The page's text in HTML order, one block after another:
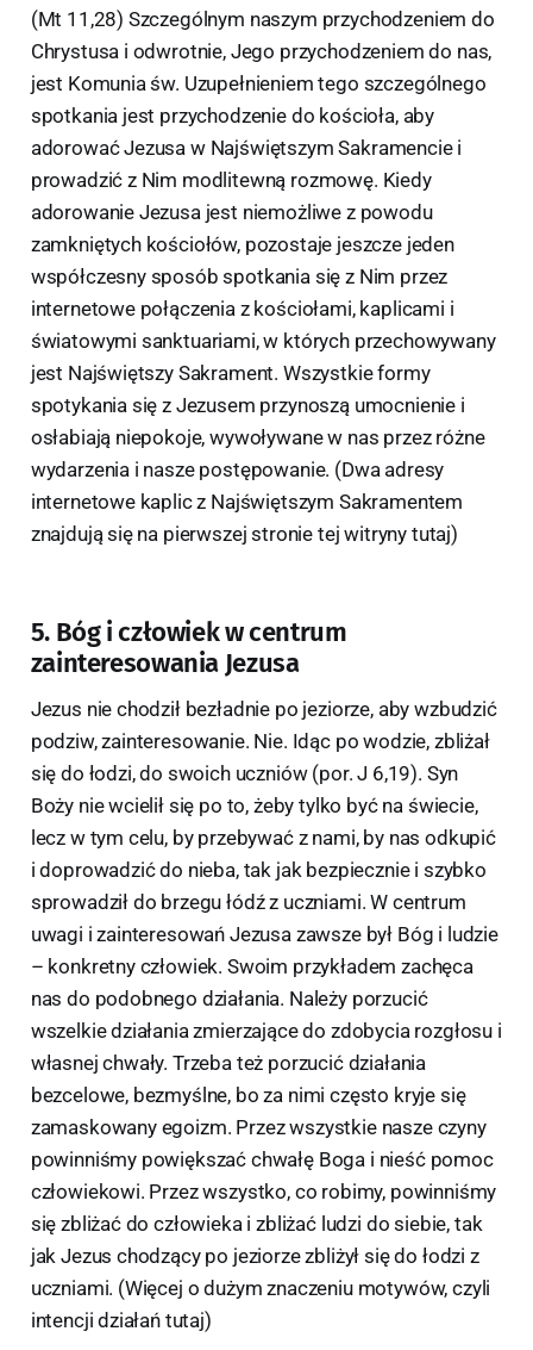
(Mt 11,28) Szczególnym naszym przychodzeniem do
Chrystusa i odwrotnie, Jego przychodzeniem do nas,
jest Komunia św. Uzupełnieniem tego szczególnego
spotkania jest przychodzenie do kościoła, aby
adorować Jezusa w Najświętszym Sakramencie i
prowadzić z Nim modlitewną rozmowę. Kiedy
adorowanie Jezusa jest niemożliwe z powodu
zamkniętych kościołów, pozostaje jeszcze jeden
współczesny sposób spotkania się z Nim przez
internetowe połączenia z kościołami, kaplicami i
światowymi sanktuariami, w których przechowywany
jest Najświętszy Sakrament. Wszystkie formy
spotykania się z Jezusem przynoszą umocnienie i
osłabiają niepokoje, wywoływane w nas przez różne
wydarzenia i nasze postępowanie. (Dwa adresy
internetowe kaplic z Najświętszym Sakramentem
znajdują się na pierwszej stronie tej witryny tutaj)
5. Bóg i człowiek w centrum
zainteresowania Jezusa
Jezus nie chodził bezładnie po jeziorze, aby wzbudzić
podziw, zainteresowanie. Nie. Idąc po wodzie, zbliżał
się do łodzi, do swoich uczniów (por. J 6,19). Syn
Boży nie wcielił się po to, żeby tylko być na świecie,
lecz w tym celu, by przebywać z nami, by nas odkupić
i doprowadzić do nieba, tak jak bezpiecznie i szybko
sprowadził do brzegu łódź z uczniami. W centrum
uwagi i zainteresowań Jezusa zawsze był Bóg i ludzie
– konkretny człowiek. Swoim przykładem zachęca
nas do podobnego działania. Należy porzucić
wszelkie działania zmierzające do zdobycia rozgłosu i
własnej chwały. Trzeba też porzucić działania
bezcelowe, bezmyślne, bo za nimi często kryje się
zamaskowany egoizm. Przez wszystkie nasze czyny
powinniśmy powiększać chwałę Boga i nieść pomoc
człowiekowi. Przez wszystko, co robimy, powinniśmy
się zbliżać do człowieka i zbliżać ludzi do siebie, tak
jak Jezus chodzący po jeziorze zbliżył się do łodzi z
uczniami. (Więcej o dużym znaczeniu motywów, czyli
intencji działań tutaj)